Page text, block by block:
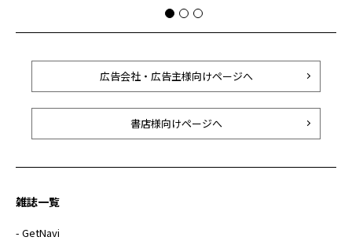
広告会社・広告主様向けページへ
書店様向けページへ
雑誌一覧
- GetNavi